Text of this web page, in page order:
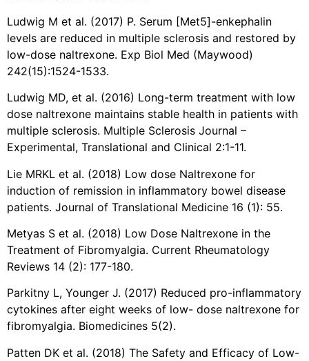
Ludwig M et al. (2017) P. Serum [Met5]-enkephalin
levels are reduced in multiple sclerosis and restored by
low-dose naltrexone. Exp Biol Med (Maywood)
242(15):1524-1533.
Ludwig MD, et al. (2016) Long-term treatment with low
dose naltrexone maintains stable health in patients with
multiple sclerosis. Multiple Sclerosis Journal –
Experimental, Translational and Clinical 2:1-11.
Lie MRKL et al. (2018) Low dose Naltrexone for
induction of remission in inflammatory bowel disease
patients. Journal of Translational Medicine 16 (1): 55.
Metyas S et al. (2018) Low Dose Naltrexone in the
Treatment of Fibromyalgia. Current Rheumatology
Reviews 14 (2): 177-180.
Parkitny L, Younger J. (2017) Reduced pro-inflammatory
cytokines after eight weeks of low- dose naltrexone for
fibromyalgia. Biomedicines 5(2).
Patten DK et al. (2018) The Safety and Efficacy of Low-